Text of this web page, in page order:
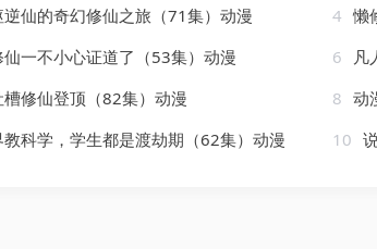
仙的奇幻修仙之旅（71集）动漫 4 懒
一不小心证道了（53集）动漫 6
凡
修仙登顶（82集）动漫 8 动
科学，学生都是渡劫期（62集）动漫 10